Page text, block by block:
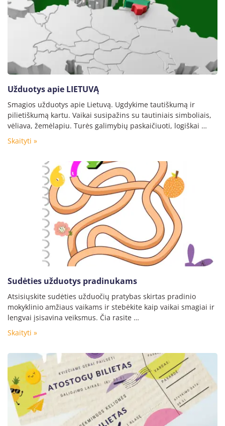
Užduotys apie LIETUVĄ
Smagios užduotys apie Lietuvą. Ugdykime tautiškumą ir
pilietiškumą kartu. Vaikai susipažins su tautiniais simboliais,
vėliava, žemėlapiu. Turės galimybių paskaičiuoti, logiškai …
Skaityti »
Sudėties užduotys pradinukams
Atsisiųskite sudėties užduočių pratybas skirtas pradinio
mokyklinio amžiaus vaikams ir stebėkite kaip vaikai smagiai ir
lengvai įsisavina veiksmus. Čia rasite …
Skaityti »